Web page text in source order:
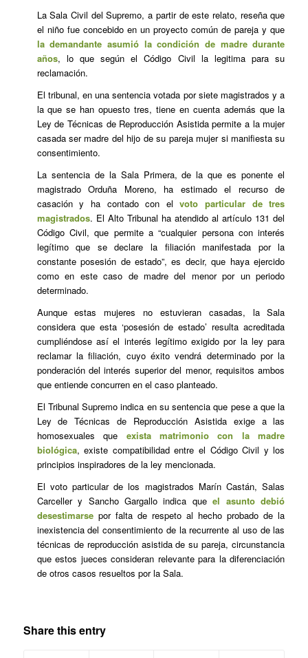
La Sala Civil del Supremo, a partir de este relato, reseña que
el niño fue concebido en un proyecto común de pareja y que
la demandante asumió la condición de madre durante
años, lo que según el Código Civil la legitima para su
reclamación.
El tribunal, en una sentencia votada por siete magistrados y a
la que se han opuesto tres, tiene en cuenta además que la
Ley de Técnicas de Reproducción Asistida permite a la mujer
casada ser madre del hijo de su pareja mujer si manifiesta su
consentimiento.
La sentencia de la Sala Primera, de la que es ponente el
magistrado Orduña Moreno, ha estimado el recurso de
casación y ha contado con elvoto particular de tres
magistrados. El Alto Tribunal ha atendido al artículo 131 del
Código Civil, que permite a “cualquier persona con interés
legítimo que se declare la filiación manifestada por la
constante posesión de estado”, es decir, que haya ejercido
como en este caso de madre del menor por un periodo
determinado.
Aunque estas mujeres no estuvieran casadas, la Sala
considera que esta ‘posesión de estado’ resulta acreditada
cumpliéndose así el interés legítimo exigido por la ley para
reclamar la filiación, cuyo éxito vendrá determinado por la
ponderación del interés superior del menor, requisitos ambos
que entiende concurren en el caso planteado.
El Tribunal Supremo indica en su sentencia que pese a que la
Ley de Técnicas de Reproducción Asistida exige a las
homosexuales que exista matrimonio con la madre
biológica, existe compatibilidad entre el Código Civil y los
principios inspiradores de la ley mencionada.
El voto particular de los magistrados Marín Castán, Salas
Carceller y Sancho Gargallo indica queel asunto debió
desestimarsepor falta de respeto al hecho probado de la
inexistencia del consentimiento de la recurrente al uso de las
técnicas de reproducción asistida de su pareja, circunstancia
que estos jueces consideran relevante para la diferenciación
de otros casos resueltos por la Sala.
Share this entry